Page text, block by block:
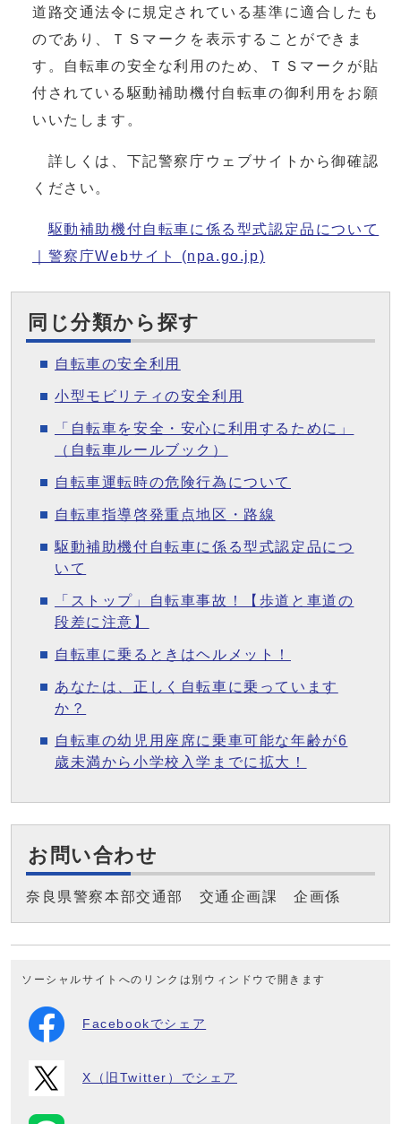
道路交通法令に規定されている基準に適合したも
のであり、ＴＳマークを表示することができま
す。自転車の安全な利用のため、ＴＳマークが貼
付されている駆動補助機付自転車の御利用をお願
いいたします。
詳しくは、下記警察庁ウェブサイトから御確認
ください。
駆動補助機付自転車に係る型式認定品について
｜警察庁Webサイト (npa.go.jp)
同じ分類から探す
自転車の安全利用
小型モビリティの安全利用
「自転車を安全・安心に利用するために」
（自転車ルールブック）
自転車運転時の危険行為について
自転車指導啓発重点地区・路線
駆動補助機付自転車に係る型式認定品につ
いて
「ストップ」自転車事故！【歩道と車道の
段差に注意】
自転車に乗るときはヘルメット！
あなたは、正しく自転車に乗っています
か？
自転車の幼児用座席に乗車可能な年齢が6
歳未満から小学校入学までに拡大！
お問い合わせ
奈良県警察本部交通部 交通企画課 企画係
ソーシャルサイトへのリンクは別ウィンドウで開きます
Facebookでシェア
X（旧Twitter）でシェア